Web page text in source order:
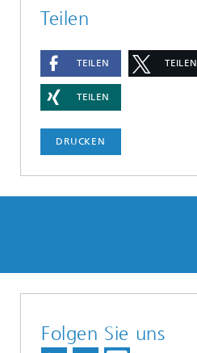
Teilen
TEILEN TEILEN
TEILEN
DRUCKEN
Folgen Sie uns